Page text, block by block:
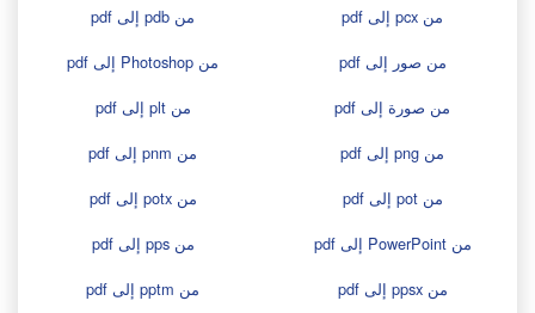
من pcx إلى pdf
من pdb إلى pdf
من صور إلى pdf
من Photoshop إلى pdf
من صورة إلى pdf
من plt إلى pdf
من png إلى pdf
من pnm إلى pdf
من pot إلى pdf
من potx إلى pdf
من PowerPoint إلى pdf
من pps إلى pdf
من ppsx إلى pdf
من pptm إلى pdf